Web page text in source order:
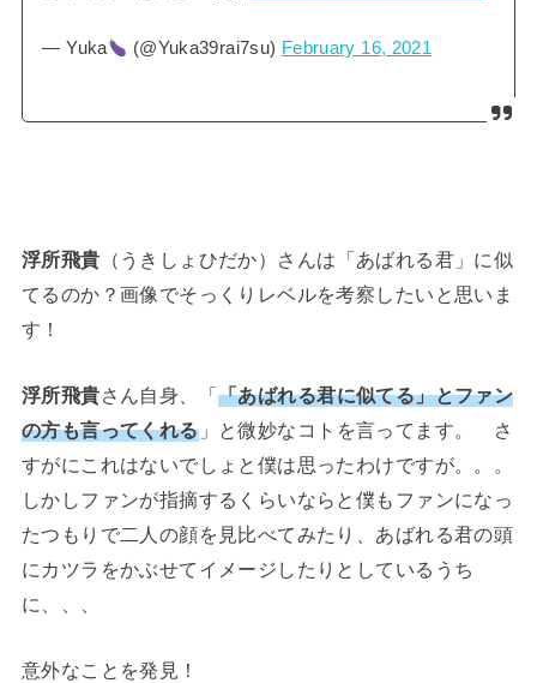
— Yuka (@Yuka39rai7su) February 16, 2021
浮所飛貴 （うきしょひだか）さんは「あばれる君」に似
てるのか？画像でそっくりレベルを考察したいと思いま
す！
浮所飛貴さん自身、「「あばれる君に似てる」とファン
の方も言ってくれる」と微妙なコトを言ってます。 さ
すがにこれはないでしょと僕は思ったわけですが。。。
しかしファンが指摘するくらいならと僕もファンになっ
たつもりで二人の顔を見比べてみたり、あばれる君の頭
にカツラをかぶせてイメージしたりとしているうち
に、、、
意外なことを発見！